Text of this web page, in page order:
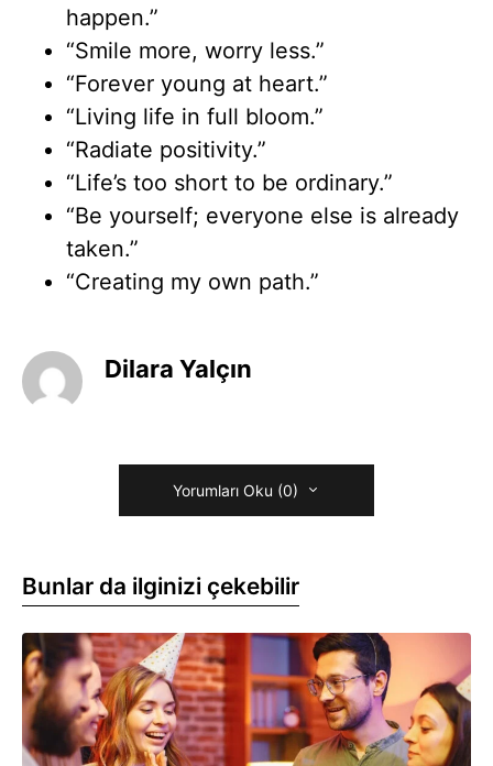
happen.”
“Smile more, worry less.”
“Forever young at heart.”
“Living life in full bloom.”
“Radiate positivity.”
“Life’s too short to be ordinary.”
“Be yourself; everyone else is already
taken.”
“Creating my own path.”
Dilara Yalçın
Yorumları Oku (0)
Bunlar da ilginizi çekebilir